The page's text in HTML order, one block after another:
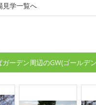
見学一覧へ
ーデン周辺のGW(ゴールデ